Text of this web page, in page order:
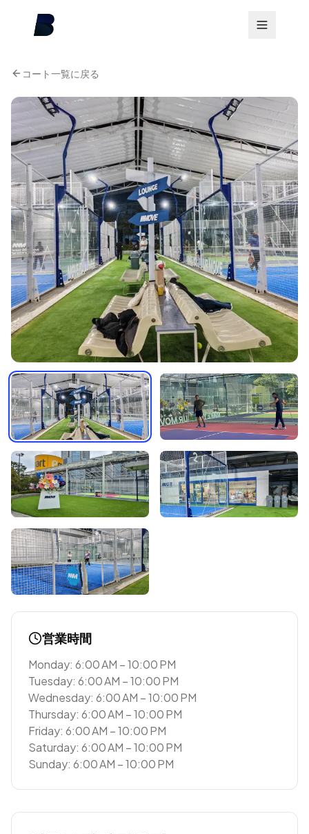
コート一覧に戻る
営業時間
Monday: 6:00 AM – 10:00 PM
Tuesday: 6:00 AM – 10:00 PM
Wednesday: 6:00 AM – 10:00 PM
Thursday: 6:00 AM – 10:00 PM
Friday: 6:00 AM – 10:00 PM
Saturday: 6:00 AM – 10:00 PM
Sunday: 6:00 AM – 10:00 PM